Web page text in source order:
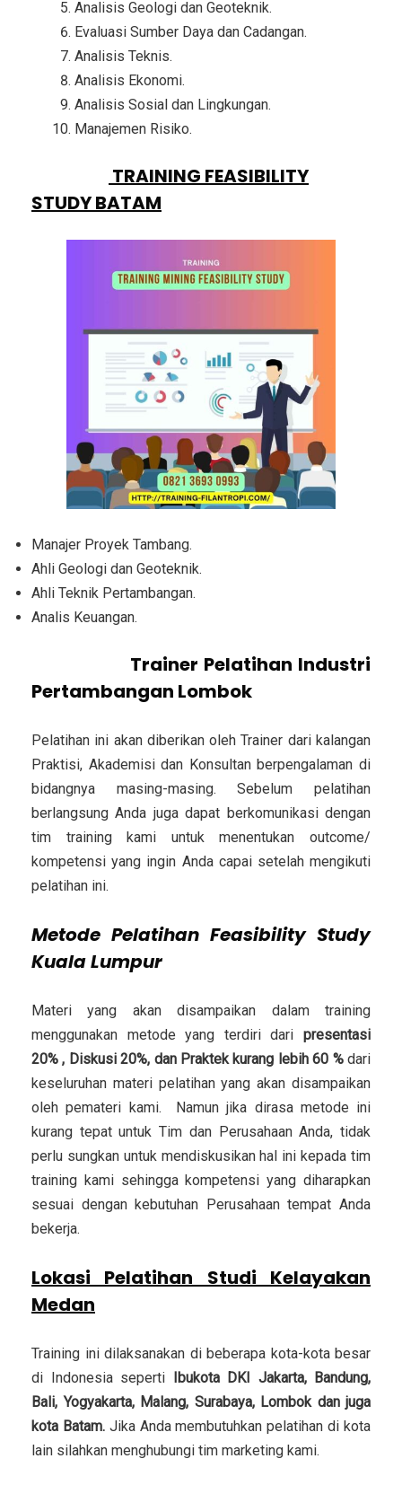
Analisis Geologi dan Geoteknik.
Evaluasi Sumber Daya dan Cadangan.
Analisis Teknis.
Analisis Ekonomi.
Analisis Sosial dan Lingkungan.
Manajemen Risiko.
TRAINING FEASIBILITY
STUDY BATAM
Manajer Proyek Tambang.
Ahli Geologi dan Geoteknik.
Ahli Teknik Pertambangan.
Analis Keuangan.
Trainer Pelatihan Industri
Pertambangan Lombok
Pelatihan ini akan diberikan oleh Trainer dari kalangan
Praktisi, Akademisi dan Konsultan berpengalaman di
bidangnya masing-masing. Sebelum pelatihan
berlangsung Anda juga dapat berkomunikasi dengan
tim training kami untuk menentukan outcome/
kompetensi yang ingin Anda capai setelah mengikuti
pelatihan ini.
Metode Pelatihan Feasibility Study
Kuala Lumpur
Materi yang akan disampaikan dalam training
menggunakan metode yang terdiri dari presentasi
20% , Diskusi 20%, dan Praktek kurang lebih 60 %dari
keseluruhan materi pelatihan yang akan disampaikan
oleh pemateri kami. Namun jika dirasa metode ini
kurang tepat untuk Tim dan Perusahaan Anda, tidak
perlu sungkan untuk mendiskusikan hal ini kepada tim
training kami sehingga kompetensi yang diharapkan
sesuai dengan kebutuhan Perusahaan tempat Anda
bekerja.
Lokasi Pelatihan Studi Kelayakan
Medan
Training ini dilaksanakan di beberapa kota-kota besar
di Indonesia seperti Ibukota DKI Jakarta, Bandung,
Bali, Yogyakarta, Malang, Surabaya, Lombok dan juga
kota Batam.Jika Anda membutuhkan pelatihan di kota
lain silahkan menghubungi tim marketing kami.